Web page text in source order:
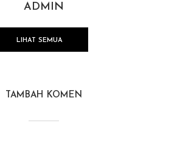
ADMIN
LIHAT SEMUA
TAMBAH KOMEN